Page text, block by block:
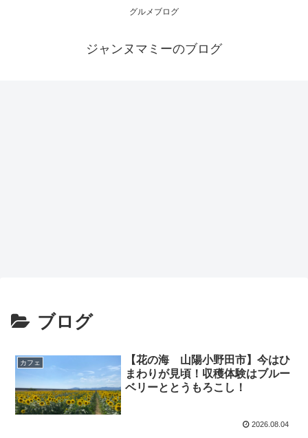
グルメブログ
ジャンヌマミーのブログ
ブログ
カフェ
【花の海 山陽小野田市】今はひ
まわりが見頃！収穫体験はブルー
ベリーととうもろこし！
2026.08.04